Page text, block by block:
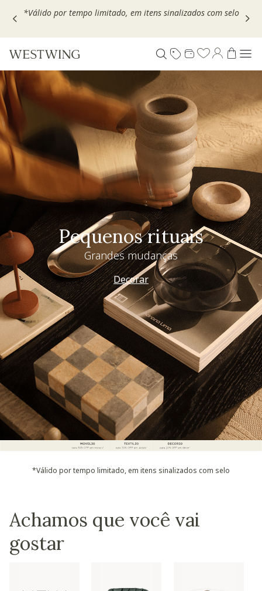
Escolha seu VOUCHER e ganhe até 30% OFF*: useMOVEL30,
Pequenos rituais
Grandes mudanças
Decorar
*Válido por tempo limitado, em itens sinalizados com selo
Achamos que você vai
gostar